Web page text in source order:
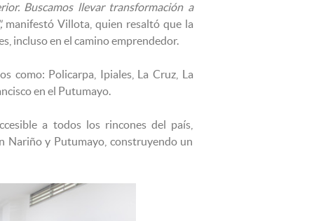
Buscamos llevar transformación a
manifestó Villota, quien resaltó que la
incluso en el camino emprendedor.
como: Policarpa, Ipiales, La Cruz, La
en el Putumayo.
a todos los rincones del país,
y Putumayo, construyendo un